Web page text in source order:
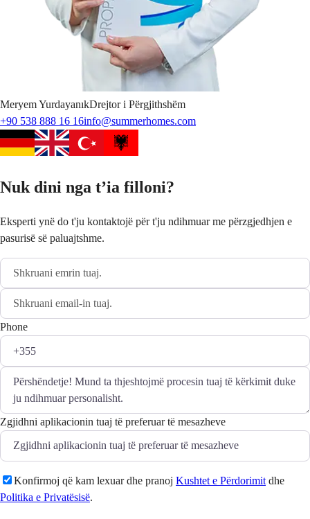
MeryemYurdayanıkDrejtor i Përgjithshëm
+90 538 888 16 16info@summerhomes.com
Nuk dini nga t’ia filloni?
Eksperti ynë do t'ju kontaktojë për t'ju ndihmuar me përzgjedhjen e
pasurisë së paluajtshme.
Phone
Zgjidhni aplikacionin tuaj të preferuar të mesazheve
Konfirmoj që kam lexuar dhe pranoj Kushtet e Përdorimit dhe
Politika e Privatësisë.